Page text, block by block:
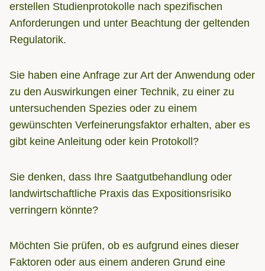
erstellen Studienprotokolle nach spezifischen
Anforderungen und unter Beachtung der geltenden
Regulatorik.
Sie haben eine Anfrage zur Art der Anwendung oder
zu den Auswirkungen einer Technik, zu einer zu
untersuchenden Spezies oder zu einem
gewünschten Verfeinerungsfaktor erhalten, aber es
gibt keine Anleitung oder kein Protokoll?
Sie denken, dass Ihre Saatgutbehandlung oder
landwirtschaftliche Praxis das Expositionsrisiko
verringern könnte?
Möchten Sie prüfen, ob es aufgrund eines dieser
Faktoren oder aus einem anderen Grund eine